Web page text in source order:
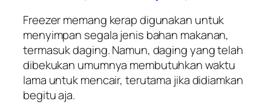
Freezer memang kerap digunakan untuk
menyimpan segala jenis bahan makanan,
termasuk daging. Namun, daging yang telah
dibekukan umumnya membutuhkan waktu
lama untuk mencair, terutama jika didiamkan
begitu aja.